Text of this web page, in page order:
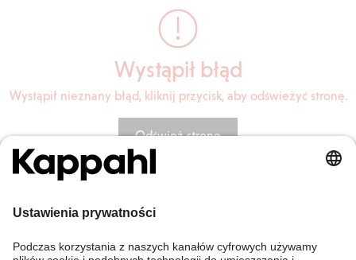
Wystąpił błąd
Wystąpił nieznany błąd, kliknij przycisk, aby odświeżyć stronę.
Odśwież stronę